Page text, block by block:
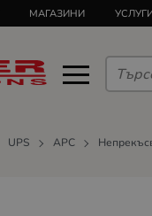
МАГАЗИНИ
UPS APC